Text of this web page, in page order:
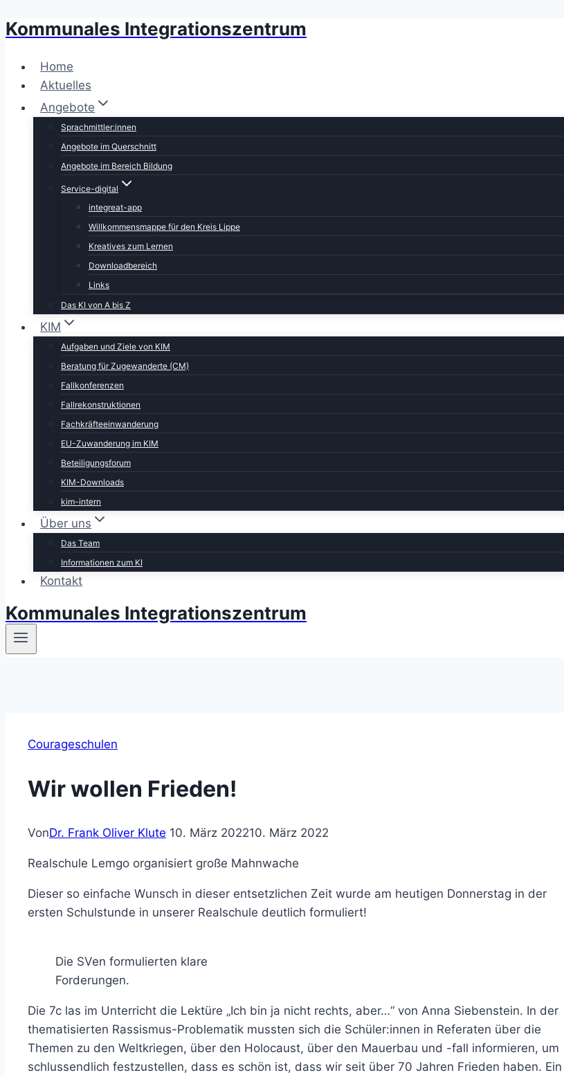
Zum
springen
Kommunales Integrationszentrum
Home
Aktuelles
Angebote
Sprachmittler:innen
Angebote im Querschnitt
Angebote im Bereich Bildung
Service-digital
integreat-app
Willkommensmappe für den Kreis Lippe
Kreatives zum Lernen
Downloadbereich
Links
Das KI von A bis Z
KIM
Aufgaben und Ziele von KIM
Beratung für Zugewanderte (CM)
Fallkonferenzen
Fallrekonstruktionen
Fachkräfteeinwanderung
EU-Zuwanderung im KIM
Beteiligungsforum
KIM-Downloads
kim-intern
Über uns
Das Team
Informationen zum KI
Kontakt
Kommunales Integrationszentrum
Courageschulen
Wir wollen Frieden!
VonDr. Frank Oliver Klute 10. März 202210. März 2022
Realschule Lemgo organisiert große Mahnwache
Dieser so einfache Wunsch in dieser entsetzlichen Zeit wurde am heutigen Donnerstag in der
ersten Schulstunde in unserer Realschule deutlich formuliert!
Die SVen formulierten klare
Forderungen.
Die 7c las im Unterricht die Lektüre „Ich bin ja nicht rechts, aber…“ von Anna Siebenstein. In der
thematisierten Rassismus-Problematik mussten sich die Schüler:innen in Referaten über die
Themen zu den Weltkriegen, über den Holocaust, über den Mauerbau und -fall informieren, um
schlussendlich festzustellen, dass es schön ist, dass wir seit über 70 Jahren Frieden haben. Ein